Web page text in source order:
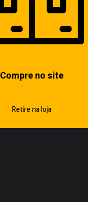
Compre no site
Retire na loja